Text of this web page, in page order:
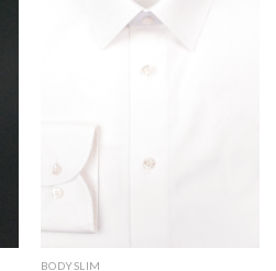
BODYSLIM